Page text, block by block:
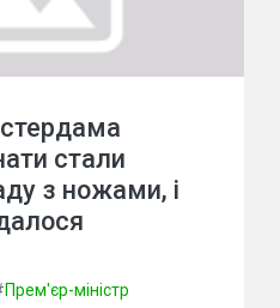
стали
з ножами, і
Прем'єр-міністр